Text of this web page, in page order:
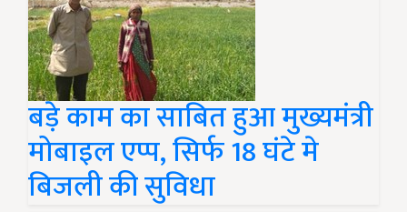
बड़े काम का साबित हुआ मुख्यमंत्री
मोबाइल एप्प, सिर्फ 18 घंटे मे
बिजली की सुविधा